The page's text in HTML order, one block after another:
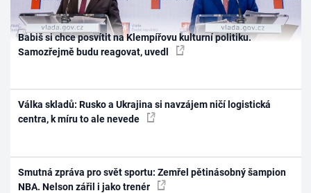
Babiš si chce posvítit na Klempířovu kulturní politiku.
Samozřejmě budu reagovat, uvedl
Válka skladů: Rusko a Ukrajina si navzájem ničí logistická
centra, k míru to ale nevede
Smutná zpráva pro svět sportu: Zemřel pětinásobný šampion
NBA. Nelson zářil i jako trenér